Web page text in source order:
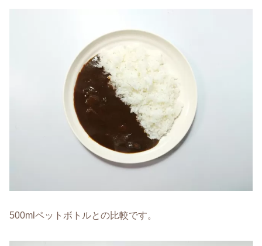
500mlペットボトルとの比較です。